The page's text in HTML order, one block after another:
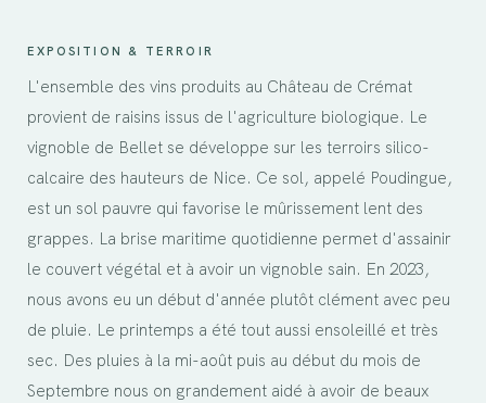
EXPOSITION & TERROIR
L'ensemble des vins produits au Château de Crémat
provient de raisins issus de l'agriculture biologique. Le
vignoble de Bellet se développe sur les terroirs silico-
calcaire des hauteurs de Nice. Ce sol, appelé Poudingue,
est un sol pauvre qui favorise le mûrissement lent des
grappes. La brise maritime quotidienne permet d'assainir
le couvert végétal et à avoir un vignoble sain. En 2023,
nous avons eu un début d'année plutôt clément avec peu
de pluie. Le printemps a été tout aussi ensoleillé et très
sec. Des pluies à la mi-août puis au début du mois de
Septembre nous on grandement aidé à avoir de beaux